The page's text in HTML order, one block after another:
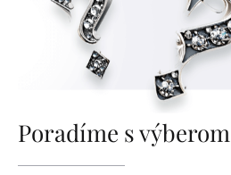
Poradíme s výberom